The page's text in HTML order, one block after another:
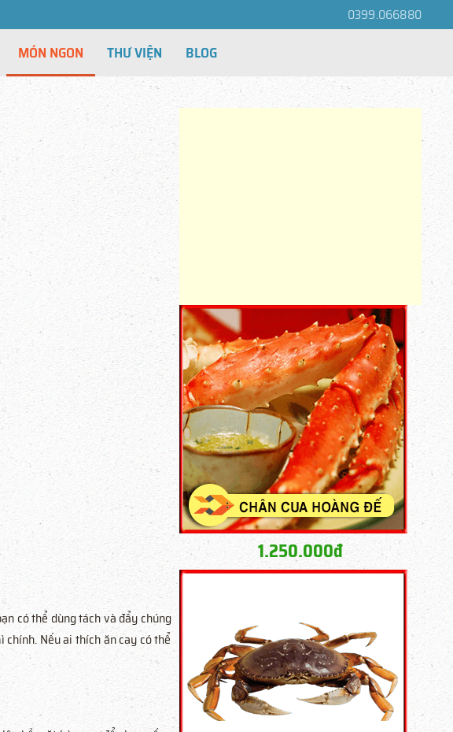
0399.066880
MÓN NGON THƯ VIỆN BLOG
có thể dùng tách và đẩy chúng
Nếu ai thích ăn cay có thể
1.250.000đ